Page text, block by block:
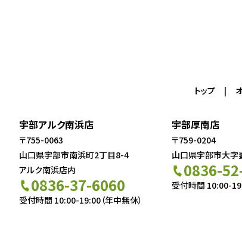
トップ
宇部アルク南浜店
〒755-0063
山口県宇部市南浜町2丁目8-4
アルク南浜店内
0836-37-6060
受付時間 10:00-19:00（年中無休）
宇部厚南店
〒759-0204
山口県宇部市大
0836-
受付時間 10:00-